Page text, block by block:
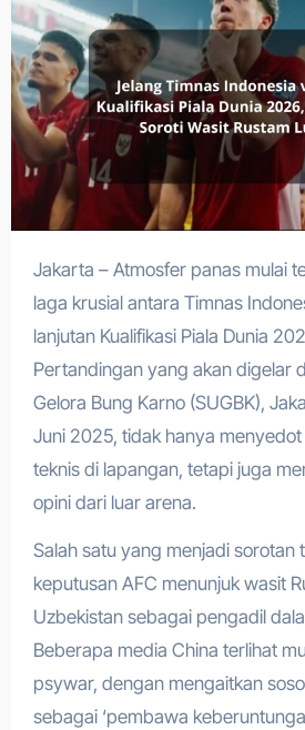
Jakarta – Atmosfer panas mulai terasa menjelang
laga krusial antara Timnas
lanjutan Kualifikasi Piala Dunia
Pertandingan yang akan digelar
Gelora Bung Karno (SUGBK),
Juni 2025, tidak hanya
teknis di lapangan, tetapi juga
opini dari luar arena.
Salah satu yang menjadi sorotan
keputusan AFC menunjuk wasit
Uzbekistan sebagai pengadil
Beberapa media China terlihat
psywar, dengan mengaitkan
sebagai ‘pembawa